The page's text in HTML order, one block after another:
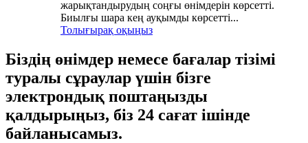
жарықтандырудың соңғы өнімдерін көрсетті.
Биылғы шара кең ауқымды көрсетті...
Толығырақ оқыңыз
Біздің өнімдер немесе бағалар тізімі
туралы сұраулар үшін бізге
электрондық поштаңызды
қалдырыңыз, біз 24 сағат ішінде
байланысамыз.